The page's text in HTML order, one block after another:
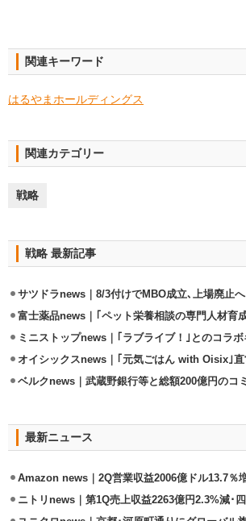
関連キーワード
はるやまホールディングス
関連カテゴリー
戦略
戦略 最新記事
サツドラnews｜8/3付けでMBO成立､上場廃止へ
最新ニュース